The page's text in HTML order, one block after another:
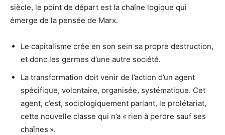
siècle, le point de départ est la chaîne logique qui
émerge de la pensée de Marx.
Le capitalisme crée en son sein sa propre destruction,
et donc les germes d’une autre société.
La transformation doit venir de l’action d’un agent
spécifique, volontaire, organisée, systématique. Cet
agent, c’est, sociologiquement parlant, le prolétariat,
cette nouvelle classe qui n’a « rien à perdre sauf ses
chaînes ».